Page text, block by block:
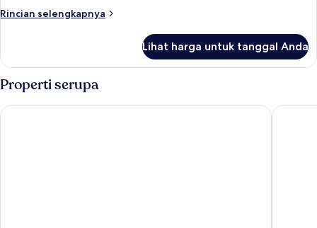
Rincian selengkapnya
Rincian
Kamar
Quadruple
Lihat harga untuk tanggal Anda
Properti serupa
La Casa di Aurora Orto